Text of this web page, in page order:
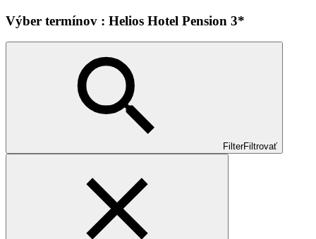
Výber termínov : Helios Hotel Pension 3*
FilterFiltrovať